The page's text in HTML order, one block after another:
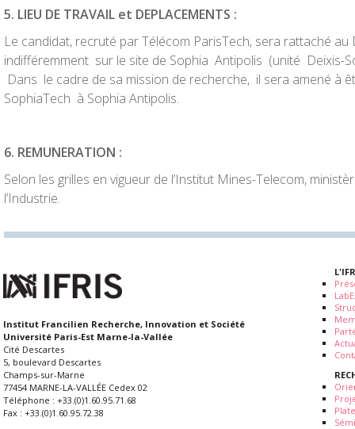
5. LIEU DE TRAVAIL et DEPLACEMENTS :
Le candidat, recruté par Télécom ParisTech, sera rattaché au
indifféremment sur le site de Sophia Antipolis (unité Deixis-
Dans le cadre de sa mission de recherche, il sera amené à
SophiaTech à Sophia Antipolis.
6. REMUNERATION :
Selon les grilles en vigueur de l’Institut Mines-Telecom,
l’Industrie.
Institut Francilien Recherche, Innovation et Société
Université Paris-Est Marne-la-Vallée
Cité Descartes
5, boulevard Descartes
Champs-sur-Marne
77454 MARNE-LA-VALLÉE Cedex 02
Téléphone : +33.(0)1.60.95.71.68
Fax : +33.(0)1.60.95.72.38